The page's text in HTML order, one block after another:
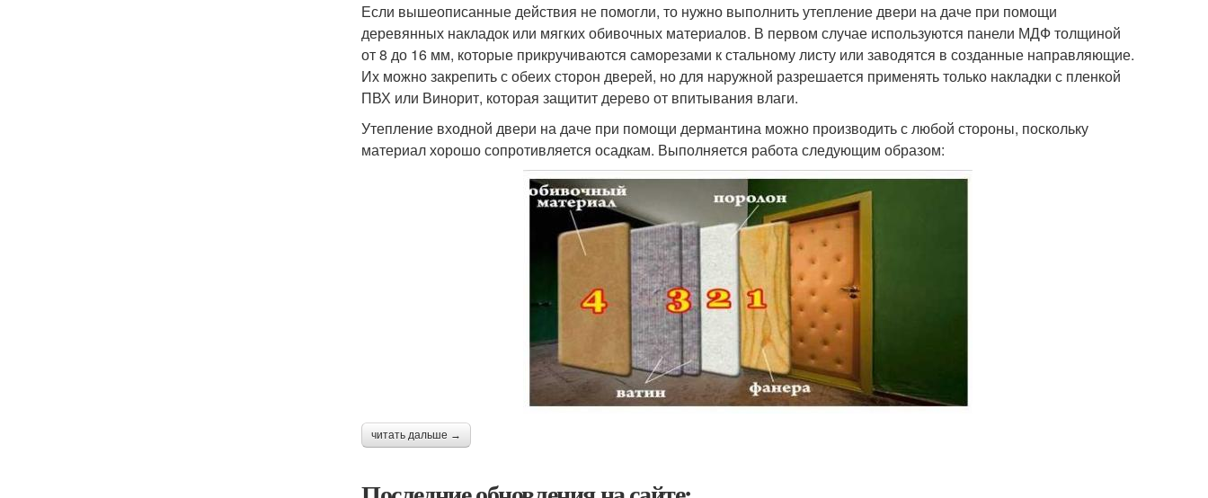
Если вышеописанные действия не помогли, то нужно выполнить утепление двери на даче при помощи
деревянных накладок или мягких обивочных материалов. В первом случае используются панели МДФ толщиной
от 8 до 16 мм, которые прикручиваются саморезами к стальному листу или заводятся в созданные направляющие.
Их можно закрепить с обеих сторон дверей, но для наружной разрешается применять только накладки с пленкой
ПВХ или Винорит, которая защитит дерево от впитывания влаги.
Утепление входной двери на даче при помощи дермантина можно производить с любой стороны, поскольку
материал хорошо сопротивляется осадкам. Выполняется работа следующим образом:
читать дальше →